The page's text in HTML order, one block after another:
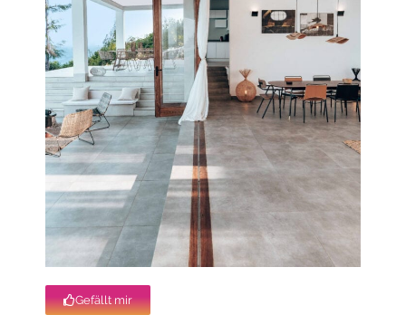
Gefällt mir